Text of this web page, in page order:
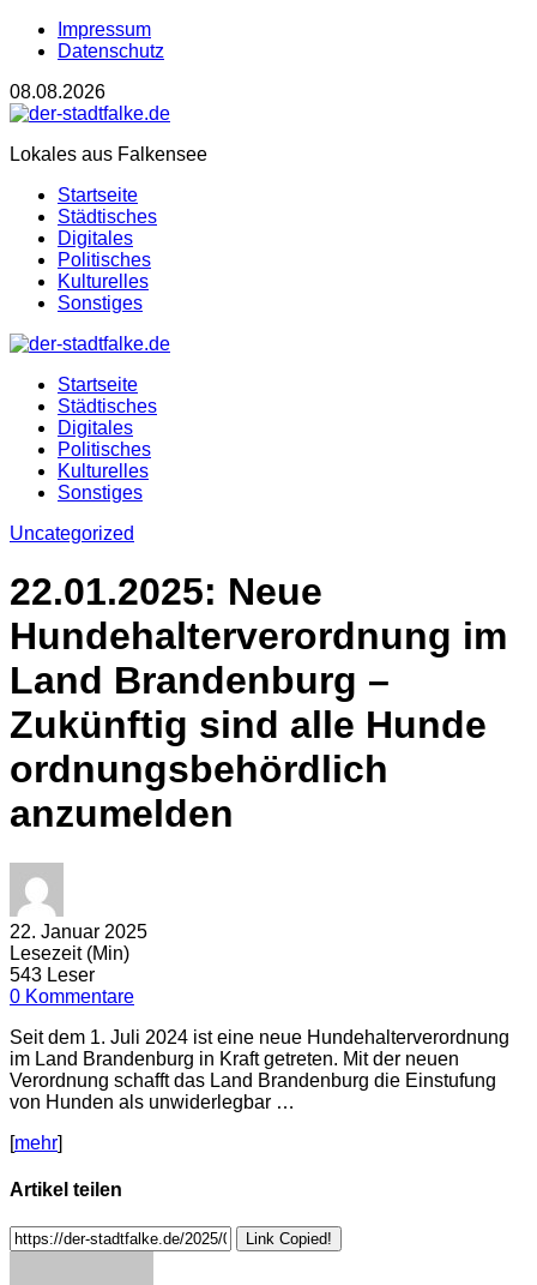
Impressum
Datenschutz
08.08.2026
Lokales aus Falkensee
Startseite
Städtisches
Digitales
Politisches
Kulturelles
Sonstiges
Startseite
Städtisches
Digitales
Politisches
Kulturelles
Sonstiges
Uncategorized
22.01.2025: Neue
Hundehalterverordnung im
Land Brandenburg –
Zukünftig sind alle Hunde
ordnungsbehördlich
anzumelden
22. Januar 2025
Lesezeit (Min)
543 Leser
0 Kommentare
Seit dem 1. Juli 2024 ist eine neue Hundehalterverordnung
im Land Brandenburg in Kraft getreten. Mit der neuen
Verordnung schafft das Land Brandenburg die Einstufung
von Hunden als unwiderlegbar …
[mehr]
Artikel teilen
Link Copied!